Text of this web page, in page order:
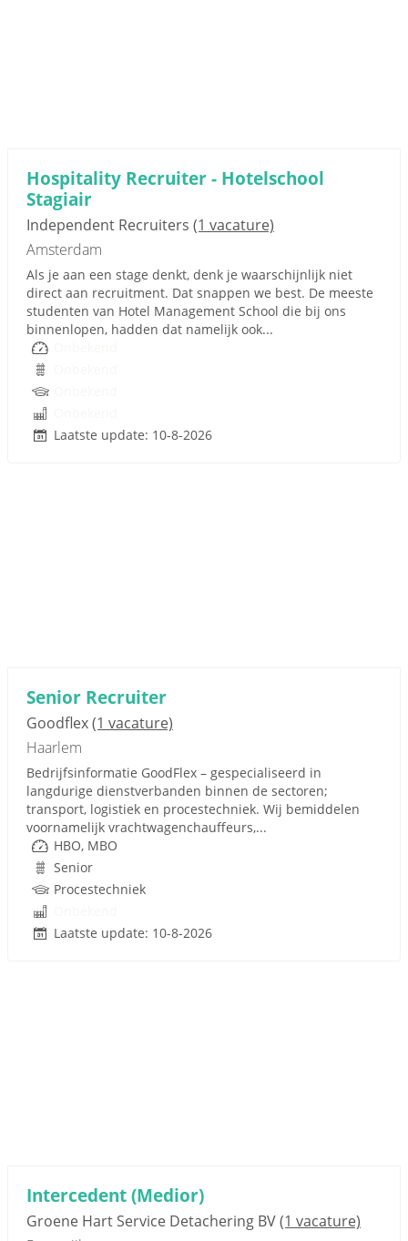
Hospitality Recruiter - Hotelschool
Stagiair
Independent Recruiters (1 vacature)
Amsterdam
Als je aan een stage denkt, denk je waarschijnlijk niet
direct aan recruitment. Dat snappen we best. De meeste
studenten van Hotel Management School die bij ons
binnenlopen, hadden dat namelijk ook...
Laatste update: 10-8-2026
Senior Recruiter
Goodflex(1 vacature)
Haarlem
Bedrijfsinformatie GoodFlex – gespecialiseerd in
langdurige dienstverbanden binnen de sectoren;
transport, logistiek en procestechniek. Wij bemiddelen
voornamelijk vrachtwagenchauffeurs,...
HBO, MBO
Senior
Procestechniek
Laatste update: 10-8-2026
Intercedent (Medior)
Groene Hart Service Detachering BV(1 vacature)